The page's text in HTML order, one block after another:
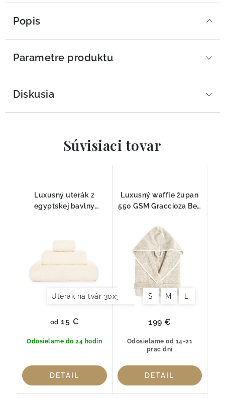
Popis
Parametre produktu
Diskusia
Súvisiaci tovar
Luxusný uterák z
egyptskej bavlny
Uterák na tvár 30x30cm Uterák pre hostí
Odosielame do 24 hodín
od 15 €
DETAIL
Luxusný waffle župan
550 GSM Graccioza Bee
Natural
S M L
Odosielame od 14-21
prac.dní
199 €
DETAIL